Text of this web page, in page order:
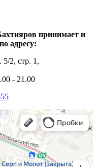
принимает и
адресу:
2, стр. 1,
- 21.00